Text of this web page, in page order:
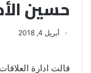
حسين
أبريل 4, 2018
قالت ادارة